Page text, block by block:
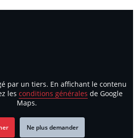
par un tiers. En affichant le contenu
les conditions générales de Google
Maps.
Ne plus demander